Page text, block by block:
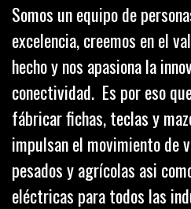
Somos un equipo de
excelencia, creemos en el
hecho y nos apasiona la
conectividad. Es por eso
fábricar fichas, teclas y
impulsan el movimiento de
pesados y agrícolas asi
eléctricas para todos las